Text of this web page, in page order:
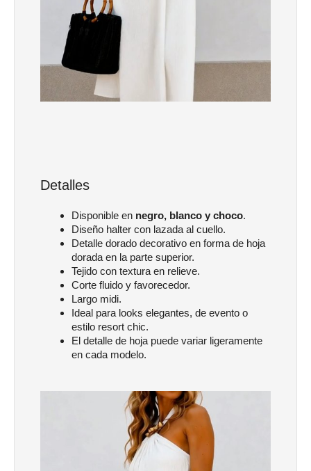
Detalles
Disponible en negro, blanco y choco.
Diseño halter con lazada al cuello.
Detalle dorado decorativo en forma de hoja
dorada en la parte superior.
Tejido con textura en relieve.
Corte fluido y favorecedor.
Largo midi.
Ideal para looks elegantes, de evento o
estilo resort chic.
El detalle de hoja puede variar ligeramente
en cada modelo.